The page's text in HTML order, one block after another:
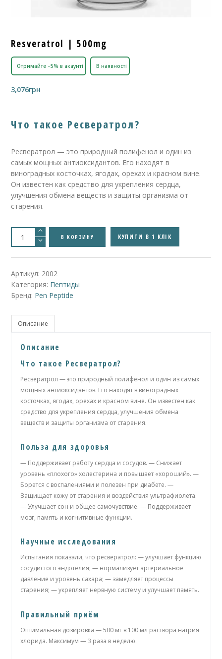
Resveratrol | 500mg
Отримайте –5% в акаунті В наявності
3,076грн
Что такое Ресвератрол?
Ресвератрол — это природный полифенол и один из
самых мощных антиоксидантов. Его находят в
виноградных косточках, ягодах, орехах и красном вине.
Он известен как средство для укрепления сердца,
улучшения обмена веществ и защиты организма от
старения.
Количество
товара
Resveratrol
500mg
В КОРЗИНУ КУПИТИ В 1 КЛІК
Артикул: 2002
Категория: Пептиды
Бренд: Pen Peptide
Описание
Описание
Что такое Ресвератрол?
Ресвератрол — это природный полифенол и один из самых
мощных антиоксидантов. Его находят в виноградных
косточках, ягодах, орехах и красном вине. Он известен как
средство для укрепления сердца, улучшения обмена
веществ и защиты организма от старения.
Польза для здоровья
— Поддерживает работу сердца и сосудов. — Снижает
уровень «плохого» холестерина и повышает «хороший». —
Борется с воспалениями и полезен при диабете. —
Защищает кожу от старения и воздействия ультрафиолета.
— Улучшает сон и общее самочувствие. — Поддерживает
мозг, память и когнитивные функции.
Научные исследования
Испытания показали, что ресвератрол: — улучшает функцию
сосудистого эндотелия; — нормализует артериальное
давление и уровень сахара; — замедляет процессы
старения; — укрепляет нервную систему и улучшает память.
Правильный приём
Оптимальная дозировка — 500 мг в 100 мл раствора натрия
хлорида. Максимум — 3 раза в неделю.